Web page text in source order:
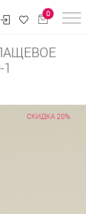
0
СКИДКА 20%